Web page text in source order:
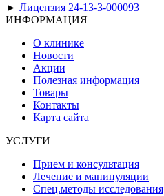
► Лицензия 24-13-3-000093
ИНФОРМАЦИЯ
О клинике
Новости
Акции
Полезная информация
Товары
Контакты
Карта сайта
УСЛУГИ
Прием и консультация
Лечение и манипуляции
Спец.методы исследования